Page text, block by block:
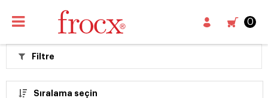
0
Filtre
Sıralama seçin